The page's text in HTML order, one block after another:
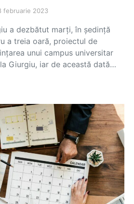
februarie 2023
a dezbătut marţi, în şedinţă
a treia oară, proiectul de
unui campus universitar
Giurgiu, iar de această dată…